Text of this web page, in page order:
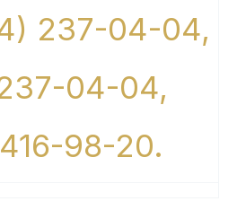
237-04-04,
04-04,
98-20.